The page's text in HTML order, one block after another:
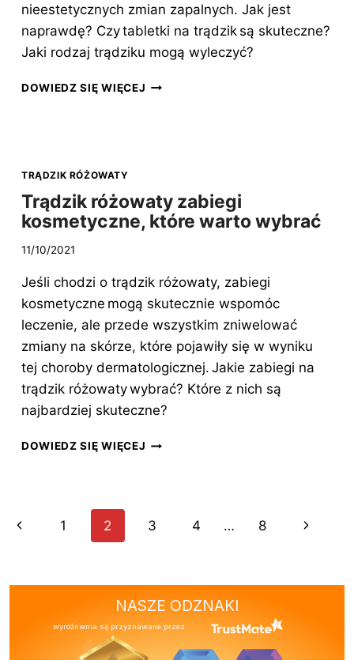
nieestetycznych zmian zapalnych. Jak jest
naprawdę? Czy tabletki na trądzik są skuteczne?
Jaki rodzaj trądziku mogą wyleczyć?
DOWIEDZ SIĘ WIĘCEJ TABLETKI
TRĄDZIK RÓŻOWATY
Trądzik różowaty zabiegi
kosmetyczne, które warto wybrać
11/10/2021
Jeśli chodzi o trądzik różowaty, zabiegi
kosmetyczne mogą skutecznie wspomóc
leczenie, ale przede wszystkim zniwelować
zmiany na skórze, które pojawiły się w wyniku
tej choroby dermatologicznej. Jakie zabiegi na
trądzik różowaty wybrać? Które z nich są
najbardziej skuteczne?
DOWIEDZ SIĘ WIĘCEJ TRĄDZIK
WARTO
Nawigacja
Poprzednia
1 2 3 4 … 8
NASZE ODZNAKI
wyróżnienia są przyznawane przez